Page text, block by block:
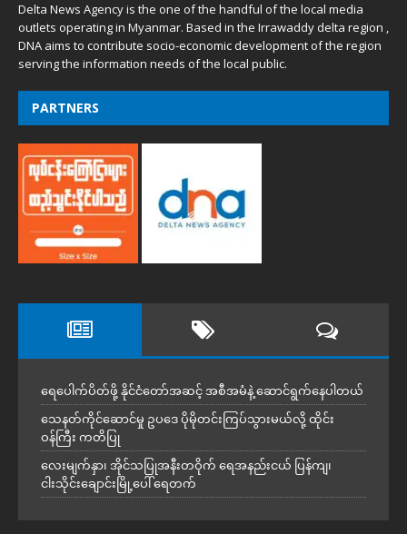
Delta News Agency is the one of the handful of the local media
outlets operating in Myanmar. Based in the Irrawaddy delta region ,
DNA aims to contribute socio-economic development of the region
serving the information needs of the local public.
PARTNERS
ရေပေါက်ပိတ်ဖို့ နိုင်ငံတော်အဆင့် အစီအမံနဲ့ ဆောင်ရွက်နေပါတယ်
သေနတ်ကိုင်ဆောင်မှု ဥပဒေ ပိုမိုတင်းကြပ်သွားမယ်လို့ ထိုင်း
ဝန်ကြီး ကတိပြု
လေးမျက်နှာ၊ အိုင်သပြုအနီးတဝိုက် ရေအနည်းငယ် ပြန်ကျ၊
ငါးသိုင်းချောင်းမြို့ပေါ် ရေတက်